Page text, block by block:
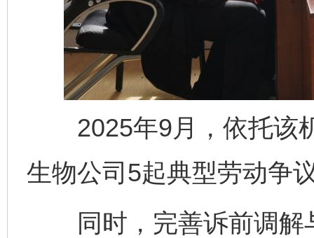
2025年9月，依托该
生物公司5起典型劳动争
同时，完善诉前调解